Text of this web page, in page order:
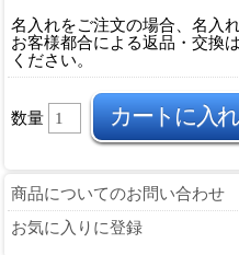
名入れをご注文の場合、名入
お客様都合による返品・交換
ください。
数量
商品についてのお問い合わせ
お気に入りに登録